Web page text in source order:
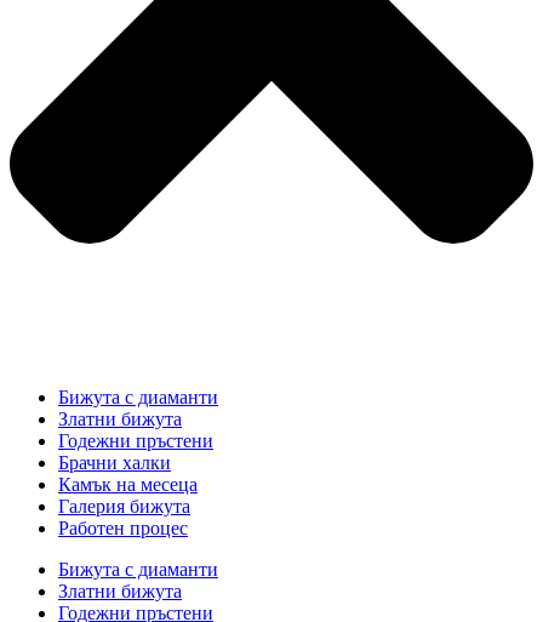
Бижута с диаманти
Златни бижута
Годежни пръстени
Брачни халки
Камък на месеца
Галерия бижута
Работен процес
Бижута с диаманти
Златни бижута
Годежни пръстени